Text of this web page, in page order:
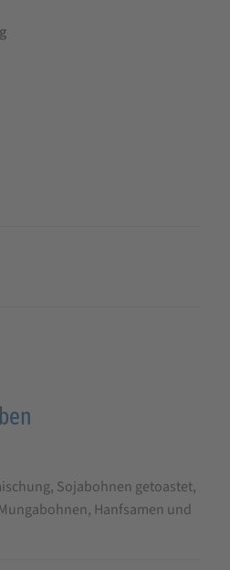
Sojabohnen getoastet,
Hanfsamen und